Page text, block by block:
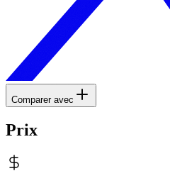
Comparer avec
Prix